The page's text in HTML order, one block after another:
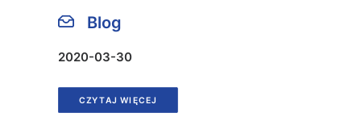
Blog
2020-03-30
CZYTAJ WIĘCEJ